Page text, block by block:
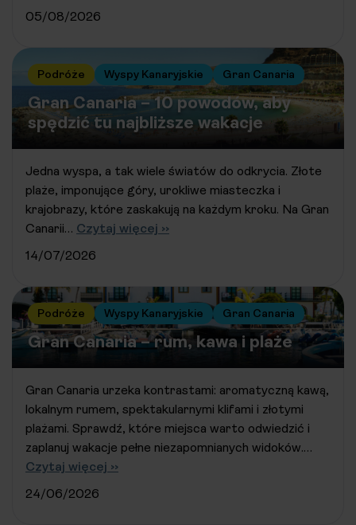
05/08/2026
Podróże Wyspy Kanaryjskie Gran Canaria
Gran Canaria – 10 powodów, aby
spędzić tu najbliższe wakacje
Jedna wyspa, a tak wiele światów do odkrycia. Złote
plaże, imponujące góry, urokliwe miasteczka i
krajobrazy, które zaskakują na każdym kroku. Na Gran
Canarii… Czytaj więcej ››
14/07/2026
Podróże Wyspy Kanaryjskie Gran Canaria
Gran Canaria – rum, kawa i plaże
Gran Canaria urzeka kontrastami: aromatyczną kawą,
lokalnym rumem, spektakularnymi klifami i złotymi
plażami. Sprawdź, które miejsca warto odwiedzić i
zaplanuj wakacje pełne niezapomnianych widoków.…
Czytaj więcej ››
24/06/2026